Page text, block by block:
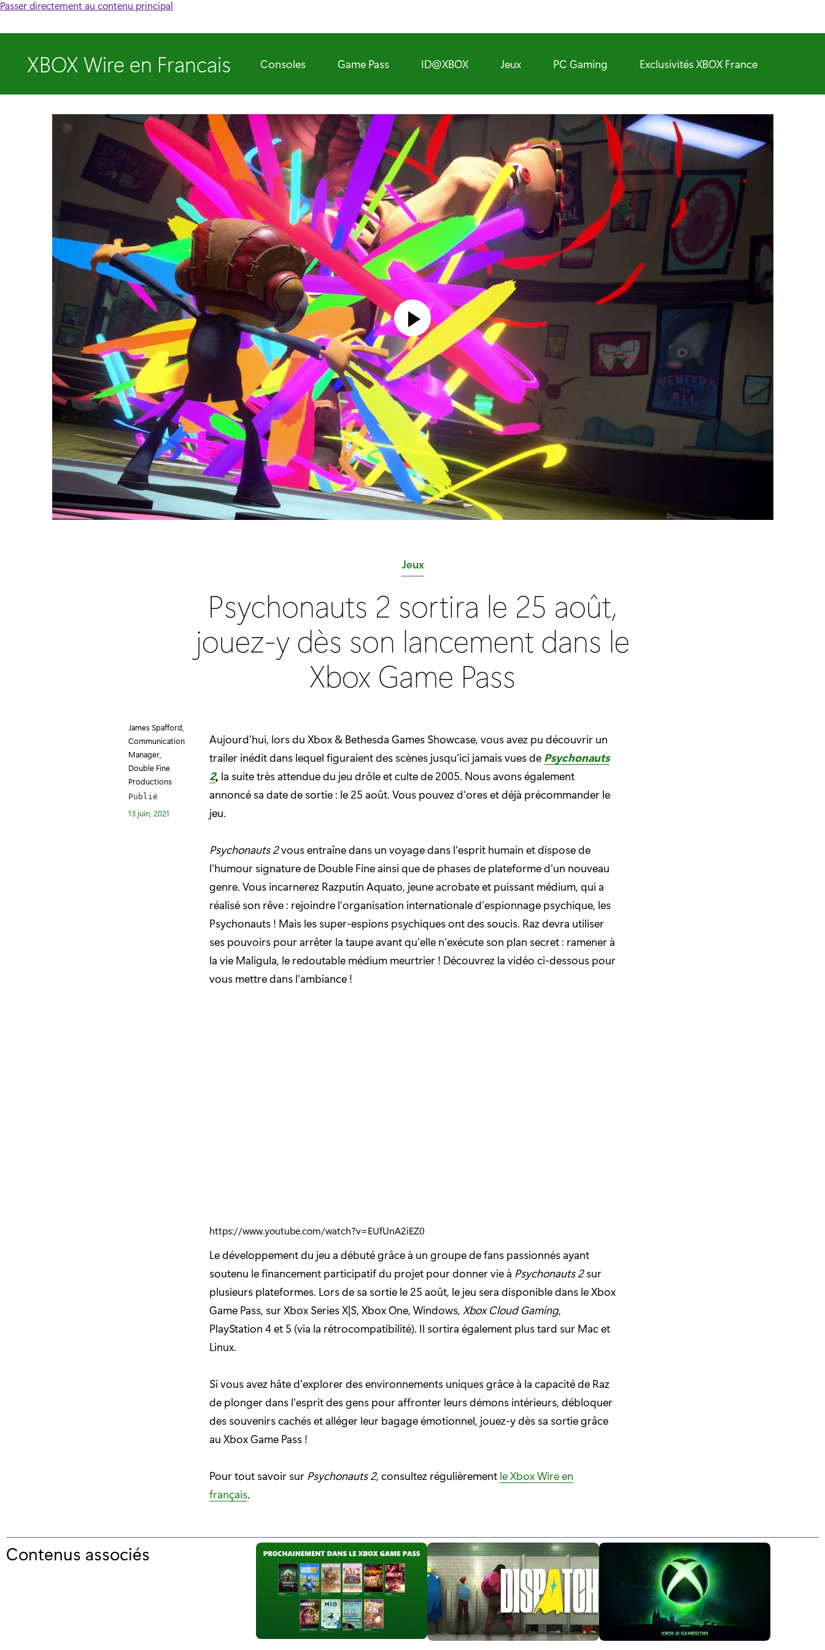
Passer directement au contenu principal
XBOX Wire en Francais Consoles Game Pass ID@XBOX Jeux PC Gaming Exclusivités XBOX France
C
t
é
o
r
i
Jeux
Psychonauts 2 sortira le 25 août,
jouez-y dès son lancement dans le
Xbox Game Pass
James Spafford,
Communication
Manager,
Double Fine
Productions
Publié
13 juin, 2021
Aujourd'hui, lors du Xbox & Bethesda Games Showcase, vous avez pu découvrir un
trailer inédit dans lequel figuraient des scènes jusqu'ici jamais vues de Psychonauts
2, la suite très attendue du jeu drôle et culte de 2005. Nous avons également
annoncé sa date de sortie : le 25 août. Vous pouvez d'ores et déjà précommander le
jeu.
Psychonauts 2vous entraîne dans un voyage dans l'esprit humain et dispose de
l'humour signature de Double Fine ainsi que de phases de plateforme d'un nouveau
genre. Vous incarnerez Razputin Aquato, jeune acrobate et puissant médium, qui a
réalisé son rêve : rejoindre l’organisation internationale d’espionnage psychique, les
Psychonauts ! Mais les super-espions psychiques ont des soucis. Raz devra utiliser
ses pouvoirs pour arrêter la taupe avant qu’elle n’exécute son plan secret : ramener à
la vie Maligula, le redoutable médium meurtrier ! Découvrez la vidéo ci-dessous pour
vous mettre dans l'ambiance !
https://www.youtube.com/watch?v=EUfUnA2iEZ0
Le développement du jeu a débuté grâce à un groupe de fans passionnés ayant
soutenu le financement participatif du projet pour donner vie à Psychonauts 2sur
plusieurs plateformes. Lors de sa sortie le 25 août, le jeu sera disponible dans le Xbox
Game Pass, sur Xbox Series X|S, Xbox One, Windows, Xbox Cloud Gaming,
PlayStation 4 et 5 (via la rétrocompatibilité). Il sortira également plus tard sur Mac et
Linux.
Si vous avez hâte d'explorer des environnements uniques grâce à la capacité de Raz
de plonger dans l'esprit des gens pour affronter leurs démons intérieurs, débloquer
des souvenirs cachés et alléger leur bagage émotionnel, jouez-y dès sa sortie grâce
au Xbox Game Pass !
Pour tout savoir sur Psychonauts 2, consultez régulièrement le Xbox Wire en
français.
Contenus associés